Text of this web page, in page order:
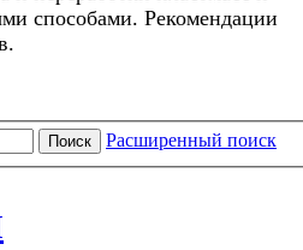
способами. Рекомендации
Поиск Расширенный поиск